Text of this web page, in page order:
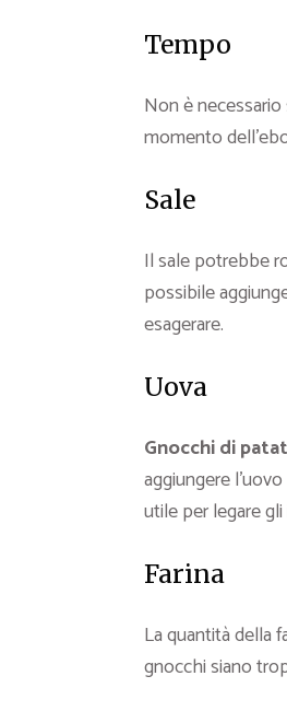
Tempo
Non è
momento
Sale
Il sale potrebbe
possibile
esagerare.
Uova
Gnocchi di
aggiungere
utile per legare
Farina
La quantità della
gnocchi siano